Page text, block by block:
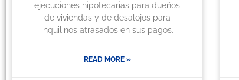
ejecuciones hipotecarias para dueños
de viviendas y de desalojos para
inquilinos atrasados en sus pagos.
READ MORE »